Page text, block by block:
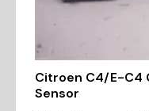
Citroen C4/E-C4
Sensor